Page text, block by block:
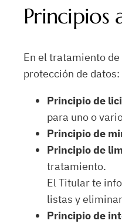
Principios
En el tratamiento
protección de datos:
Principio de
para uno o
Principio de
Principio de
tratamiento.
El Titular te
listas y
Principio de